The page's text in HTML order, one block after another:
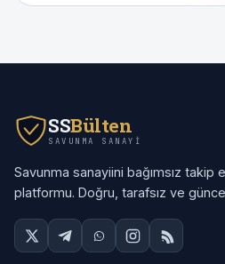
SSBülten
SAVUNMA SANAYI
Savunma sanayiini bağımsız takip
platformu. Doğru, tarafsız ve